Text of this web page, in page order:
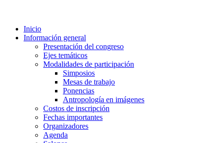
Inicio
Información general
Presentación del congreso
Ejes temáticos
Modalidades de participación
Simposios
Mesas de trabajo
Ponencias
Antropología en imágenes
Costos de inscripción
Fechas importantes
Organizadores
Agenda